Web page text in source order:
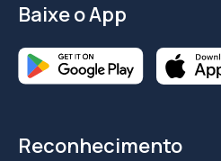
Baixe o App
Reconhecimento